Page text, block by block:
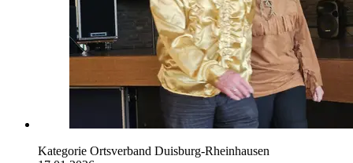
Kategorie Ortsverband Duisburg-Rheinhausen